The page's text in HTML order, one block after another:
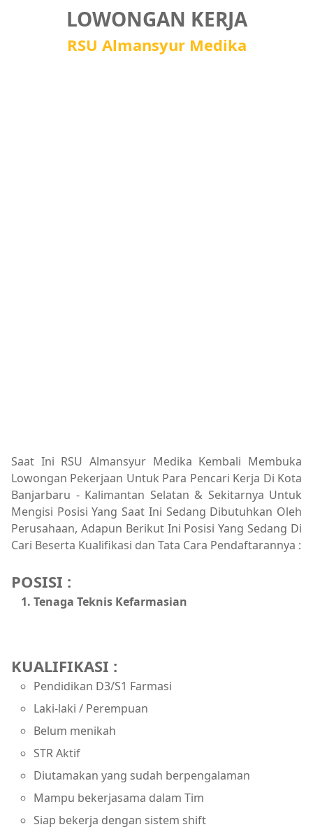
LOWONGAN KERJA
RSU Almansyur Medika
Saat Ini RSU Almansyur Medika Kembali Membuka
Lowongan Pekerjaan Untuk Para Pencari Kerja Di Kota
Banjarbaru - Kalimantan Selatan & Sekitarnya Untuk
Mengisi Posisi Yang Saat Ini Sedang Dibutuhkan Oleh
Perusahaan, Adapun Berikut Ini Posisi Yang Sedang Di
Cari Beserta Kualifikasi dan Tata Cara Pendaftarannya :
POSISI :
Tenaga Teknis Kefarmasian
KUALIFIKASI :
Pendidikan D3/S1 Farmasi
Laki-laki / Perempuan
Belum menikah
STR Aktif
Diutamakan yang sudah berpengalaman
Mampu bekerjasama dalam Tim
Siap bekerja dengan sistem shift